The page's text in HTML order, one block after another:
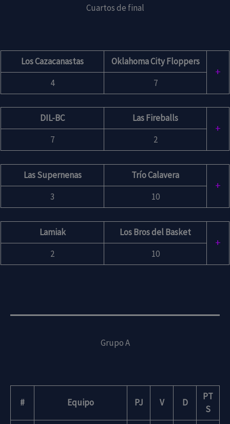
Cuartos de final
Los Cazacanastas Oklahoma City Floppers
+
4 7
DIL-BC Las Fireballs
+
7 2
Las Supernenas Trío Calavera
+
3 10
Lamiak Los Bros del Basket
+
2 10
Grupo A
# Equipo PJ V D
PT
S